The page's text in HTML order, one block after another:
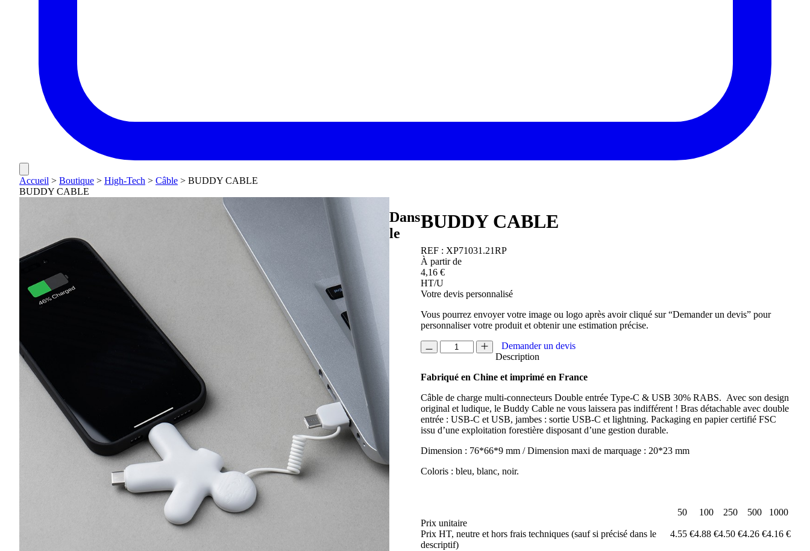
Accueil > Boutique > High-Tech > Câble > BUDDY CABLE
BUDDY CABLE
BUDDY CABLE
REF : XP71031.21RP
À partir de
4,16 €
HT/U
Votre devis personnalisé
Vous pourrez envoyer votre image ou logo après avoir cliqué sur “Demander un devis” pour
personnaliser votre produit et obtenir une estimation précise.
quantité
de
CABLE
Demander un devis
Description
Fabriqué en Chine et imprimé en France
Câble de charge multi-connecteurs Double entrée Type-C & USB 30% RABS. Avec son design
original et ludique, le Buddy Cable ne vous laissera pas indifférent ! Bras détachable avec double
entrée : USB-C et USB, jambes : sortie USB-C et lightning. Packaging en papier certifié FSC
issu d’une exploitation forestière disposant d’une gestion durable.
Dimension : 76*66*9 mm / Dimension maxi de marquage : 20*23 mm
Coloris : bleu, blanc, noir.
50 100 250 500
1000
Prix unitaire
Prix HT, neutre et hors frais techniques (sauf si précisé dans le
descriptif)
4.55 €4.88 €4.50 €4.26 €4.16 €
Dans
le